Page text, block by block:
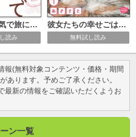
だから死ぬ気で旅に出た
読み
彼女たちの幸せごはん（分冊版）
無料試し読み
報(無料対象コンテンツ・価格・期間
あります。予めご了承ください。
最新の情報をご確認いただくようお
ン一覧